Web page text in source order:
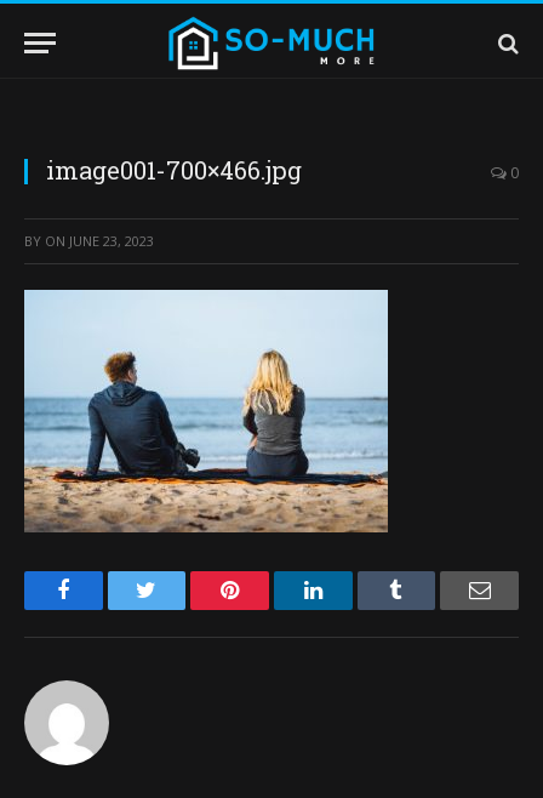
image001-700×466.jpg 0
BY ON JUNE 23, 2023
Facebook Pinterest LinkedIn Email